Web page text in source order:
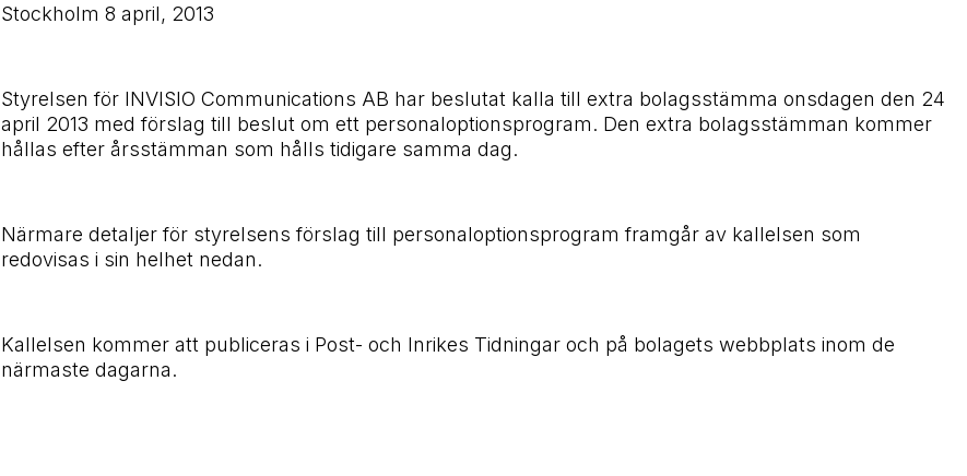
Stockholm 8 april, 2013
Styrelsen för INVISIO Communications AB har beslutat kalla till extra bolagsstämma onsdagen den 24
april 2013 med förslag till beslut om ett personaloptionsprogram. Den extra bolagsstämman kommer
hållas efter årsstämman som hålls tidigare samma dag.
Närmare detaljer för styrelsens förslag till personaloptionsprogram framgår av kallelsen som
redovisas i sin helhet nedan.
Kallelsen kommer att publiceras i Post- och Inrikes Tidningar och på bolagets webbplats inom de
närmaste dagarna.